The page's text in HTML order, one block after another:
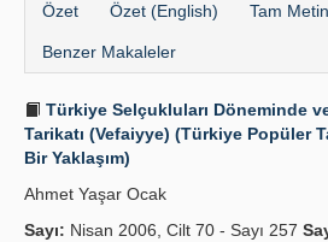
Özet Özet (English) Tam Metin
Benzer Makaleler
Türkiye Selçukluları Döneminde
Tarikatı (Vefaiyye) (Türkiye Popüler
Bir Yaklaşım)
Ahmet Yaşar Ocak
Sayı: Nisan 2006, Cilt 70 - Sayı 257